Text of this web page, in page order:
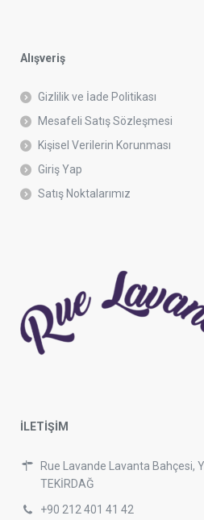
Alışveriş
Gizlilik ve İade Politikası
Mesafeli Satış Sözleşmesi
Kişisel Verilerin Korunması
Giriş Yap
Satış Noktalarımız
İLETİŞİM
Rue Lavande Lavanta Bahçesi,
TEKİRDAĞ
+90 212 401 41 42